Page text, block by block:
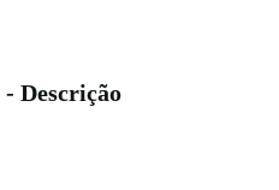
Descrição